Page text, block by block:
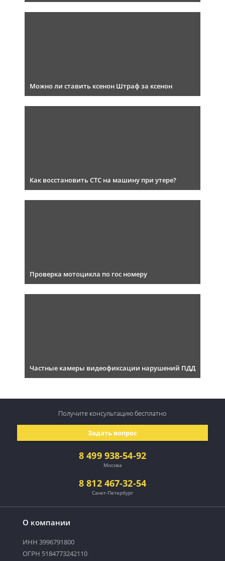
Можно ли ставить ксенон Штраф за ксенон
Как восстановить СТС на машину при утере?
Проверка мотоцикла по гос номеру
Частные камеры видеофиксации нарушений ПДД
О компании
ИНН 3996791800
ОГРН 5184773242110
8 499 938-54-92
Москва
8 812 467-32-54
Санкт-Петербург
Задать вопрос
Получите консультациюбесплатно